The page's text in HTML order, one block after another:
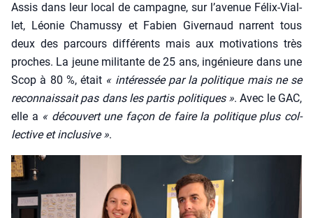
Assis dans leur local de cam­pagne, sur l’a­ve­nue Félix-Vial­
let, Léo­nie Cha­mus­sy et Fabien Giver­naud narrent tous
deux des par­cours dif­fé­rents mais aux moti­va­tions très
proches. La jeune mili­tante de 25 ans, ingé­nieure dans une
Scop à 80 %, était « inté­res­sée par la poli­tique mais ne se
recon­nais­sait pas dans les par­tis poli­tiques ». Avec le GAC,
elle a « décou­vert une façon de faire la poli­tique plus col­
lec­tive et inclu­sive ».